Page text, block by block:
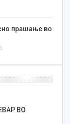
прашање во
ВО